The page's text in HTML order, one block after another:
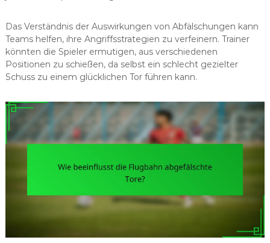
Das Verständnis der Auswirkungen von Abfälschungen kann
Teams helfen, ihre Angriffsstrategien zu verfeinern. Trainer
könnten die Spieler ermutigen, aus verschiedenen
Positionen zu schießen, da selbst ein schlecht gezielter
Schuss zu einem glücklichen Tor führen kann.